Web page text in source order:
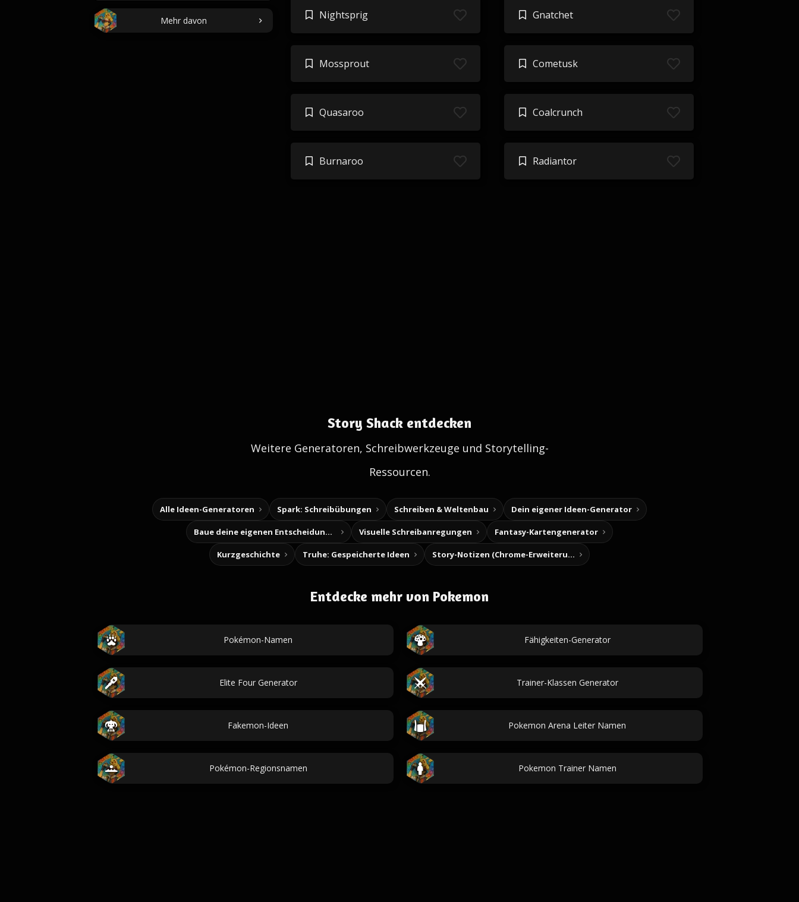
Mehr davon Nightsprig Gnatchet
Mossprout Cometusk
Quasaroo Coalcrunch
Burnaroo Radiantor
Story Shack entdecken
Weitere Generatoren, Schreibwerkzeuge und Storytelling-
Ressourcen.
Alle Ideen-Generatoren Spark: Schreibübungen Schreiben & Weltenbau Dein eigener Ideen-Generator
Baue deine eigenen Entscheidungsabenteuer Visuelle Schreibanregungen Fantasy-Kartengenerator
Kurzgeschichte Truhe: Gespeicherte Ideen Story-Notizen (Chrome-Erweiterung)
Entdecke mehr von Pokemon
Pokémon-Namen Fähigkeiten-Generator
Elite Four Generator Trainer-Klassen Generator
Fakemon-Ideen Pokemon Arena Leiter Namen
Pokémon-Regionsnamen Pokemon Trainer Namen